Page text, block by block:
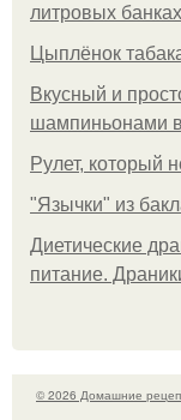
литровых банках
Цыплёнок
Вкусный и
шампиньонами
Рулет, который
"Язычки" из
Диетические
питание.
© 2026 Домашние